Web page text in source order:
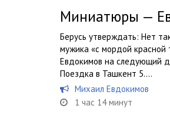
Миниатюры —
Берусь утверждать: Нет
мужика «с мордой красной
Евдокимов на следующий
Поездка в Ташкент 5....
Михаил Евдокимов
1 час 14 минут